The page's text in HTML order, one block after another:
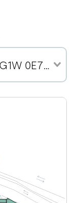
2989 Rue du Grand-Voyer, G1W 0E7 (2)